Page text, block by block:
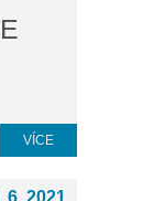
VÍCE
6. 2021